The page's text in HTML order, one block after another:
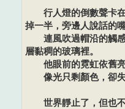
行人燈的倒數聲卡在
掉一半，旁邊人說話的
連風吹過帽沿的觸感
層黏稠的玻璃裡。
他眼前的霓虹依舊亮
像光只剩顏色，卻失
世界靜止了，但也不